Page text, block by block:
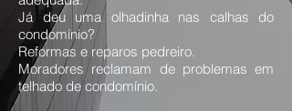
Já deu uma olhadinha nas calhas do
condomínio?
Reformas e reparos pedreiro.
Moradores reclamam de problemas em
telhado de condomínio.